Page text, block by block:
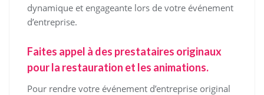
dynamique et engageante lors de votre événement
d’entreprise.
Faites appel à des prestataires originaux
pour la restauration et les animations.
Pour rendre votre événement d’entreprise original